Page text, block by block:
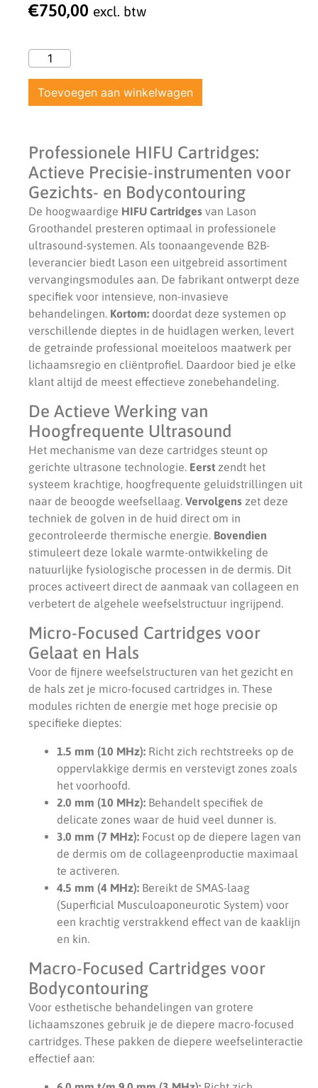
€750,00 excl. btw
Toevoegen aan winkelwagen
Professionele HIFU Cartridges:
Actieve Precisie-instrumenten voor
Gezichts- en Bodycontouring
De hoogwaardige HIFU Cartridges van Lason
Groothandel presteren optimaal in professionele
ultrasound-systemen. Als toonaangevende B2B-
leverancier biedt Lason een uitgebreid assortiment
vervangingsmodules aan. De fabrikant ontwerpt deze
specifiek voor intensieve, non-invasieve
behandelingen. Kortom: doordat deze systemen op
verschillende dieptes in de huidlagen werken, levert
de getrainde professional moeiteloos maatwerk per
lichaamsregio en cliëntprofiel. Daardoor bied je elke
klant altijd de meest effectieve zonebehandeling.
De Actieve Werking van
Hoogfrequente Ultrasound
Het mechanisme van deze cartridges steunt op
gerichte ultrasone technologie. Eerst zendt het
systeem krachtige, hoogfrequente geluidstrillingen uit
naar de beoogde weefsellaag. Vervolgens zet deze
techniek de golven in de huid direct om in
gecontroleerde thermische energie. Bovendien
stimuleert deze lokale warmte-ontwikkeling de
natuurlijke fysiologische processen in de dermis. Dit
proces activeert direct de aanmaak van collageen en
verbetert de algehele weefselstructuur ingrijpend.
Micro-Focused Cartridges voor
Gelaat en Hals
Voor de fijnere weefselstructuren van het gezicht en
de hals zet je micro-focused cartridges in. These
modules richten de energie met hoge precisie op
specifieke dieptes:
1.5 mm (10 MHz): Richt zich rechtstreeks op de
oppervlakkige dermis en verstevigt zones zoals
het voorhoofd.
2.0 mm (10 MHz): Behandelt specifiek de
delicate zones waar de huid veel dunner is.
3.0 mm (7 MHz): Focust op de diepere lagen van
de dermis om de collageenproductie maximaal
te activeren.
4.5 mm (4 MHz): Bereikt de SMAS-laag
(Superficial Musculoaponeurotic System) voor
een krachtig verstrakkend effect van de kaaklijn
en kin.
Macro-Focused Cartridges voor
Bodycontouring
Voor esthetische behandelingen van grotere
lichaamszones gebruik je de diepere macro-focused
cartridges. These pakken de diepere weefselinteractie
effectief aan: